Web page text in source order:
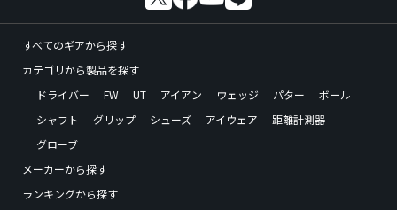
すべてのギアから探す
カテゴリから製品を探す
ドライバー
FW UT アイアン ウェッジ パター
ボール
シャフト
グリップ シューズ アイウェア
距離計測器
グローブ
メーカーから探す
ランキングから探す